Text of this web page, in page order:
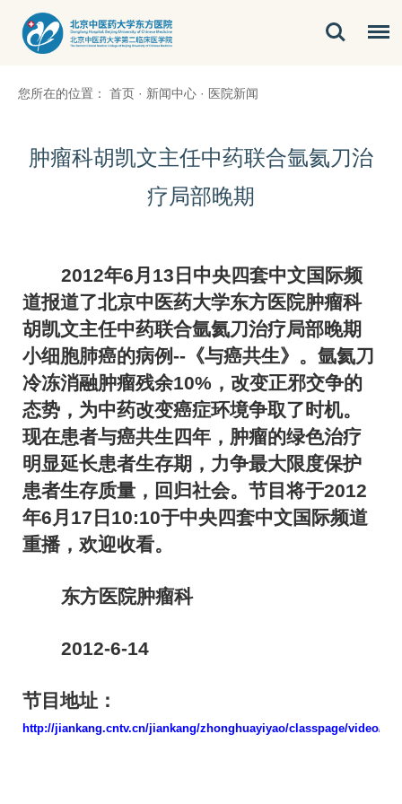
您所在的位置： 首页 · 新闻中心 · 医院新闻
肿瘤科胡凯文主任中药联合氩氦刀治
疗局部晚期
2012年6月 13 日中央四套中文国际频
道报道了北京中医药大学东方医院肿瘤科
胡凯文主任中药联合氩氦刀治疗局部晚期
小细胞肺癌的病例-- 《与癌共生》。氩氦刀
冷冻消融肿瘤残余10% ，改变正邪交争的
态势，为中药改变癌症环境争取了时机。
现在患者与癌共生四年，肿瘤的绿色治疗
明显延长患者生存期，力争最大限度保护
患者生存质量，回归社会。节目将于2012
年6月 17 日 10:10于中央四套中文国际频道
重播，欢迎收看。
东方医院肿瘤科
2012-6-14
节目地址：
http://jiankang.cntv.cn/jiankang/zhonghuayiyao/classpage/video/